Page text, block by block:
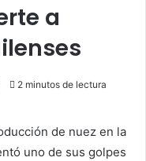
a
2 minutos de lectura
de nuez en la
uno de sus golpes